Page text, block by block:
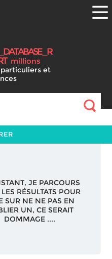
DATABAS
E_R
T millions
et
JE PARCOURS
RÉSULTATS POUR
SUR NE NE PAS EN
UN, CE SERAIT
DOMMAGE ....